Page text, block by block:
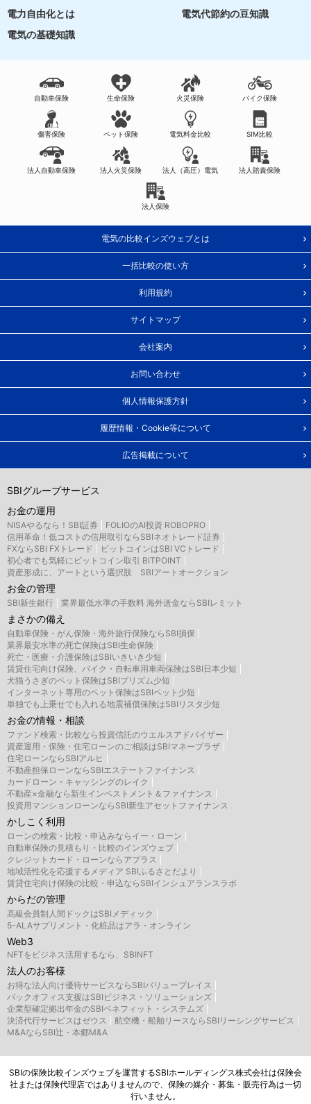
電力自由化とは
電気代節約の豆知識
電気の基礎知識
自動車保険 生命保険 火災保険 バイク保険
傷害保険 ペット保険 電気料金比較 SIM比較
法人自動車保険 法人火災保険 法人（高圧）電気 法人賠責保険
法人保険
電気の比較インズウェブとは
一括比較の使い方
利用規約
サイトマップ
会社案内
お問い合わせ
個人情報保護方針
履歴情報・Cookie等について
広告掲載について
SBIグループサービス
お金の運用
NISAやるなら！SBI証券
FOLIOのAI投資 ROBOPRO
信用革命！低コストの信用取引ならSBIネオトレード証券
FXならSBI FXトレード
ビットコインはSBI VCトレード
初心者でも気軽にビットコイン取引 BITPOINT
資産形成に、アートという選択肢 SBIアートオークション
お金の管理
SBI新生銀行 業界最低水準の手数料 海外送金ならSBIレミット
まさかの備え
自動車保険・がん保険・海外旅行保険ならSBI損保
業界最安水準の死亡保険はSBI生命保険
死亡・医療・介護保険はSBIいきいき少短
賃貸住宅向け保険、バイク・自転車用車両保険はSBI日本少短
犬猫うさぎのペット保険はSBIプリズム少短
インターネット専用のペット保険はSBIペット少短
単独でも上乗せでも入れる地震補償保険はSBIリスタ少短
お金の情報・相談
ファンド検索・比較なら投資信託のウエルスアドバイザー
資産運用・保険・住宅ローンのご相談はSBIマネープラザ
住宅ローンならSBIアルヒ
不動産担保ローンならSBIエステートファイナンス
カードローン・キャッシングのレイク
不動産×金融なら新生インベストメント＆ファイナンス
投資用マンションローンならSBI新生アセットファイナンス
かしこく利用
ローンの検索・比較・申込みならイー・ローン
自動車保険の見積もり・比較のインズウェブ
クレジットカード・ローンならアプラス
地域活性化を応援するメディア SBIふるさとだより
賃貸住宅向け保険の比較・申込ならSBIインシュアランスラボ
からだの管理
高級会員制人間ドックはSBIメディック
5-ALAサプリメント・化粧品はアラ・オンライン
Web3
NFTをビジネス活用するなら、SBINFT
法人のお客様
お得な法人向け優待サービスならSBIバリュープレイス
バックオフィス支援はSBIビジネス・ソリューションズ
企業型確定拠出年金のSBIベネフィット・システムズ
決済代行サービスはゼウス
航空機・船舶リースならSBIリーシングサービス
M&AならSBI辻・本郷M&A
SBIの保険比較インズウェブを運営するSBIホールディングス株式会社は保険会
社または保険代理店ではありませんので、保険の媒介・募集・販売行為は一切
行いません。